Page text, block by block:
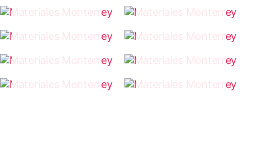
ARENA Y
ADHESIVOS